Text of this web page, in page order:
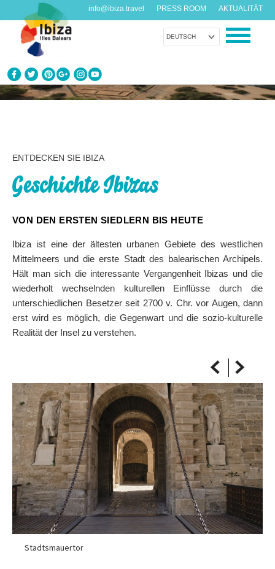
DEUTSCH
info@ibiza.travel PRESS ROOM AKTUALITÄT
ENTDECKEN SIE IBIZA
Vorschläge für jeden Geschmack
AGENDA
ORGANISIEREN SIE IHRE REISE
Praktische Daten
AUF DIE KARTE
Kommen Sie immer an Ihrem Ziel an
ENTDECKEN SIE IBIZA
Geschichte Ibizas
VON DEN ERSTEN SIEDLERN BIS HEUTE
Ibiza ist eine der ältesten urbanen Gebiete des westlichen
Mittelmeers und die erste Stadt des balearischen Archipels.
Hält man sich die interessante Vergangenheit Ibizas und die
wiederholt wechselnden kulturellen Einflüsse durch die
unterschiedlichen Besetzer seit 2700 v. Chr. vor Augen, dann
erst wird es möglich, die Gegenwart und die sozio-kulturelle
Realität der Insel zu verstehen.
Stadtsmauertor